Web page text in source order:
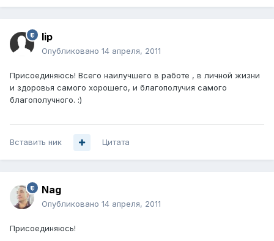
lip
Опубликовано 14 апреля, 2011
Присоединяюсь! Всего наилучшего в работе , в личной жизни
и здоровья самого хорошего, и благополучия самого
благополучного. :)
Вставить ник Цитата
Nag
Опубликовано 14 апреля, 2011
Присоединяюсь!